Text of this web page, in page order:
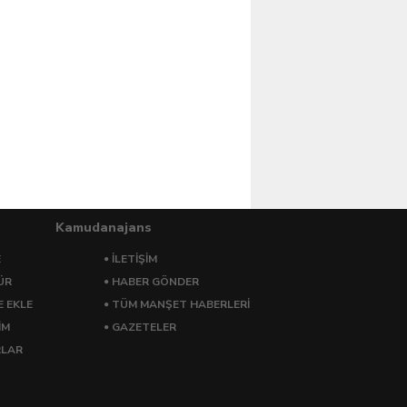
Kamudanajans
İLETİŞİM
HABER GÖNDER
EKLE
TÜM MANŞET HABERLERİ
GAZETELER